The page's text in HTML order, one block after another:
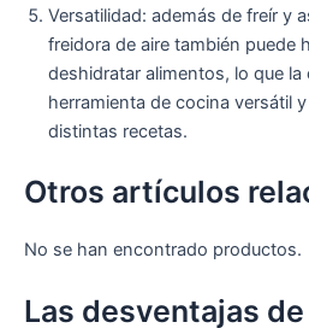
Versatilidad: además de freír y
freidora de aire también puede
deshidratar alimentos, lo que la
herramienta de cocina versátil
distintas recetas.
Otros artículos
No se han encontrado productos.
Las desventajas